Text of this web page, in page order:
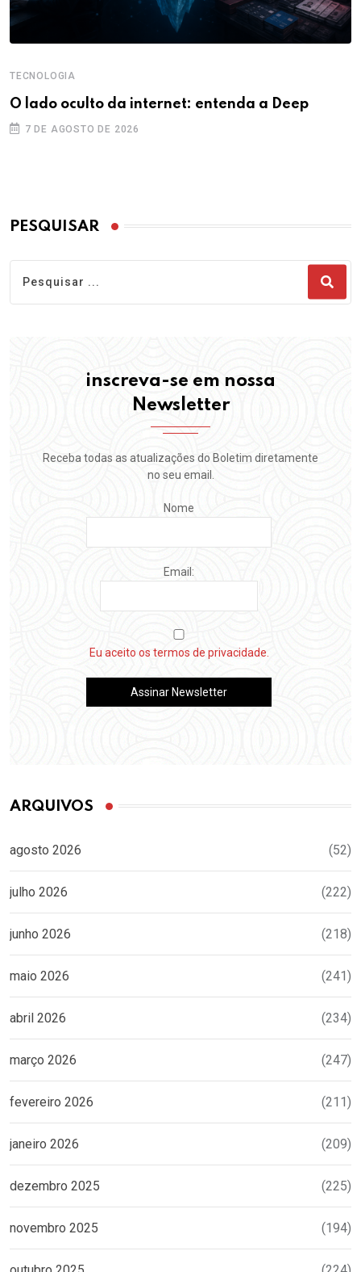
TECNOLOGIA
O lado oculto da internet: entenda a Deep
7 DE AGOSTO DE 2026
PESQUISAR
inscreva-se em nossa
Newsletter
Receba todas as atualizações do Boletim diretamente
no seu email.
Nome
Email:
Eu aceito os termos de privacidade.
ARQUIVOS
agosto 2026 (52)
julho 2026 (222)
junho 2026 (218)
maio 2026 (241)
abril 2026 (234)
março 2026 (247)
fevereiro 2026 (211)
janeiro 2026 (209)
dezembro 2025 (225)
novembro 2025 (194)